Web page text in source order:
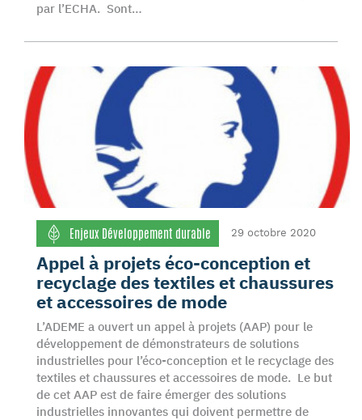
par l’ECHA. Sont…
Enjeux Développement durable 29 octobre 2020
Appel à projets éco-conception et
recyclage des textiles et chaussures
et accessoires de mode
L’ADEME a ouvert un appel à projets (AAP) pour le
développement de démonstrateurs de solutions
industrielles pour l’éco-conception et le recyclage des
textiles et chaussures et accessoires de mode. Le but
de cet AAP est de faire émerger des solutions
industrielles innovantes qui doivent permettre de